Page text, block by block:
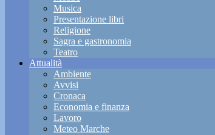
Musica
Presentazione libri
Religione
Sagra e gastronomia
Teatro
Attualità
Ambiente
Avvisi
Cronaca
Economia e finanza
Lavoro
Meteo Marche